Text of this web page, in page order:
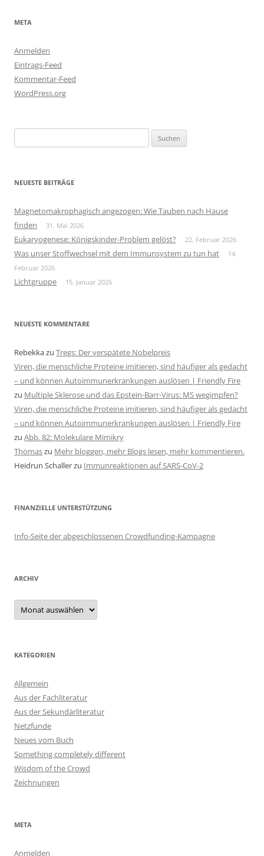
META
Anmelden
Eintrags-Feed
Kommentar-Feed
WordPress.org
nach:
NEUESTE BEITRÄGE
Magnetomakrophagisch angezogen: Wie Tauben nach Hause
finden
31. Mai 2026
Eukaryogenese: Königskinder-Problem gelöst? 22. Februar 2026
Was unser Stoffwechsel mit dem Immunsystem zu tun hat
14.
Februar 2026
Lichtgruppe 15. Januar 2026
NEUESTE KOMMENTARE
Rebekkazu Tregs: Der verspätete Nobelpreis
Viren, die menschliche Proteine imitieren, sind häufiger als gedacht
– und können Autoimmunerkrankungen auslösen | Friendly Fire
zu Multiple Sklerose und das Epstein-Barr-Virus: MS wegimpfen?
Viren, die menschliche Proteine imitieren, sind häufiger als gedacht
– und können Autoimmunerkrankungen auslösen | Friendly Fire
zu Abb. 82: Molekulare Mimikry
Thomaszu Mehr bloggen, mehr Blogs lesen, mehr kommentieren.
Heidrun Schallerzu Immunreaktionen auf SARS-CoV-2
FINANZIELLE UNTERSTÜTZUNG
Info-Seite der abgeschlossenen Crowdfunding-Kampagne
ARCHIV
Archiv
KATEGORIEN
Allgemein
Aus der Fachliteratur
Aus der Sekundärliteratur
Netzfunde
Neues vom Buch
Something completely different
Wisdom of the Crowd
Zeichnungen
META
Anmelden